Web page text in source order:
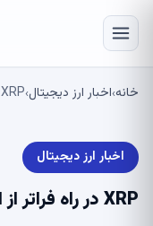
خانه›اخبار ارز دیجیتال›XRP در راه فراتر از ارزش بازار مک دونالد است
اخبار ارز دیجیتال
XRP در راه فراتر از ارزش بازار مک دونالد است